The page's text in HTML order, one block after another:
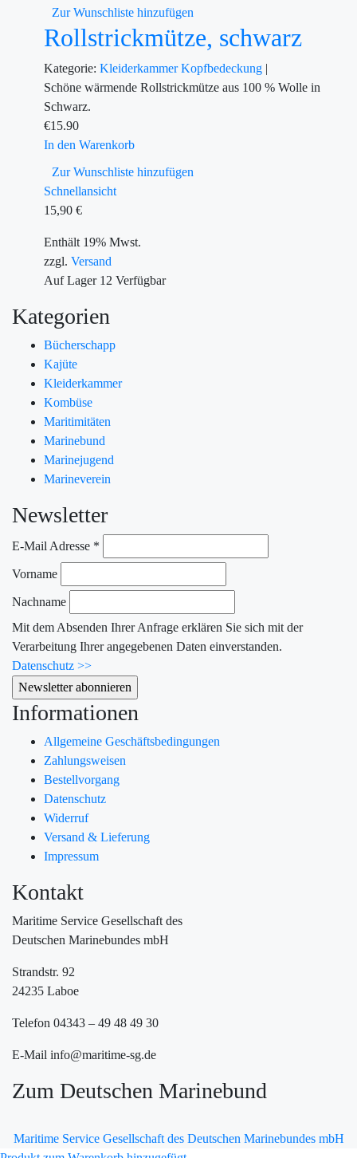
Zur Wunschliste hinzufügen
Rollstrickmütze, schwarz
Kategorie: KleiderkammerKopfbedeckung |
Schöne wärmende Rollstrickmütze aus 100 % Wolle in
Schwarz.
€15.90
In den Warenkorb
Zur Wunschliste hinzufügen
Schnellansicht
15,90 €
Enthält 19% Mwst.
zzgl. Versand
Auf Lager12 Verfügbar
Kategorien
Bücherschapp
Kajüte
Kleiderkammer
Kombüse
Maritimitäten
Marinebund
Marinejugend
Marineverein
Newsletter
E-Mail Adresse *
Vorname
Nachname
Mit dem Absenden Ihrer Anfrage erklären Sie sich mit der
Verarbeitung Ihrer angegebenen Daten einverstanden.
Datenschutz >>
Informationen
Allgemeine Geschäftsbedingungen
Zahlungsweisen
Bestellvorgang
Datenschutz
Widerruf
Versand & Lieferung
Impressum
Kontakt
Maritime Service Gesellschaft des
Deutschen Marinebundes mbH
Strandstr. 92
24235 Laboe
Telefon 04343 – 49 48 49 30
E-Mail info@maritime-sg.de
Zum Deutschen Marinebund
Maritime Service Gesellschaft des Deutschen Marinebundes mbH